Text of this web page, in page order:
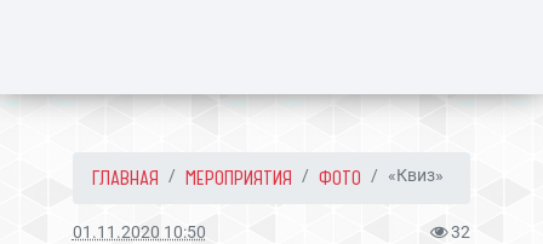
ГЛАВНАЯ МЕРОПРИЯТИЯ ФОТО «Квиз»
01.11.2020 10:50 32